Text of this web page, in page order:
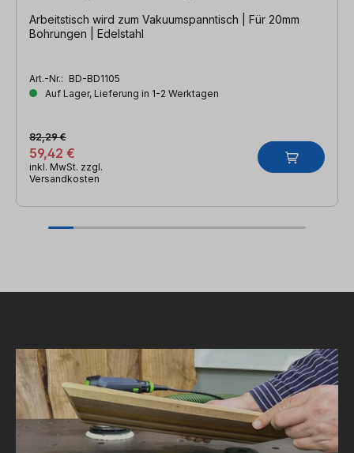
Arbeitstisch wird zum Vakuumspanntisch | Für 20mm
Bohrungen | Edelstahl
Art.-Nr.: BD-BD1105
Auf Lager, Lieferung in 1-2 Werktagen
59,42 €
82,29 €
inkl. MwSt. zzgl.
Versandkosten